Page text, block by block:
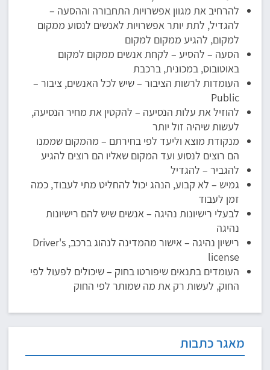
מאגר כתבות
להרחיב את מגוון אפשרויות התחבורה וההסעה –
להגדיל, לתת יותר אפשרויות לאנשים לנסוע ממקום
למקום, להגיע ממקום למקום
הסעה – להסיע – לקחת אנשים ממקום למקום
באוטובוס, במכונית, ברכבת
העומדות לרשות הציבור – שיש לכל האנשים, ציבור –
Public
להוזיל את עלות הנסיעה – להקטין את מחיר הנסיעה,
לעשות שיהיה זול יותר
מנקודת מוצא וליעד לפי בחירתם – מהמקום שממנו
הם רוצים לנסוע ועד המקום שאליו הם רוצים להגיע
להגביר – להגדיל
גמיש – לא קבוע, הנהג יכול להחליט מתי לעבוד, כמה
זמן לעבוד
לבעלי רישיונות נהיגה – אנשים שיש להם רישיונות
נהיגה
רישיון נהיגה – אישור מהמדינה לנהוג ברכב, Driver's
license
העומדים בתנאים שיפורטו בחוק – שיכולים לפעול לפי
החוק, לעשות רק את מה שמותר לפי החוק